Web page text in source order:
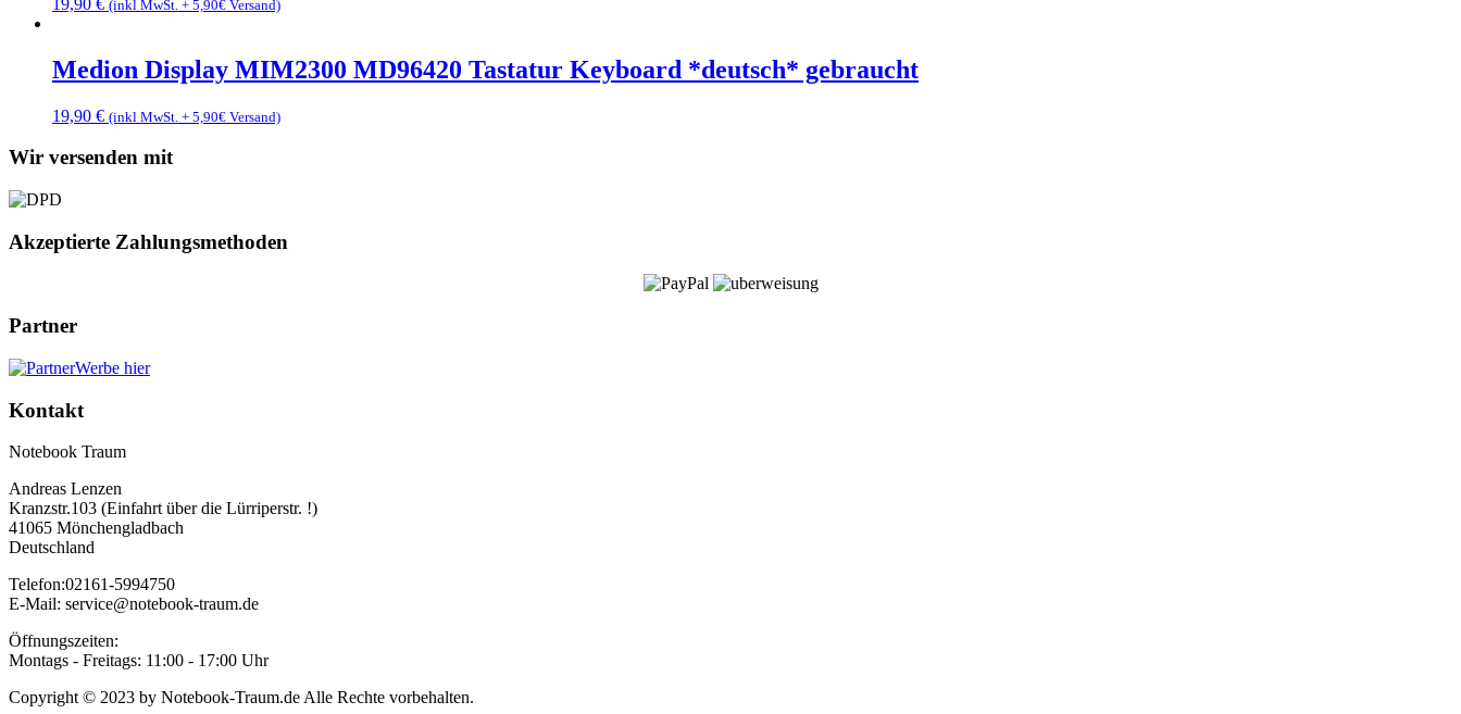
(inkl MwSt. + 5,90€ Versand)
Medion Display MIM2300 MD96420 Tastatur Keyboard *deutsch* gebraucht
19,90 € (inkl MwSt. + 5,90€ Versand)
Wir versenden mit
Akzeptierte Zahlungsmethoden
Partner
Werbe hier
Kontakt
Notebook Traum
Andreas Lenzen
Kranzstr.103 (Einfahrt über die Lürriperstr. !)
41065 Mönchengladbach
Deutschland
Telefon:02161-5994750
E-Mail: service@notebook-traum.de
Öffnungszeiten:
Montags - Freitags: 11:00 - 17:00 Uhr
Copyright © 2023 by Notebook-Traum.de Alle Rechte vorbehalten.